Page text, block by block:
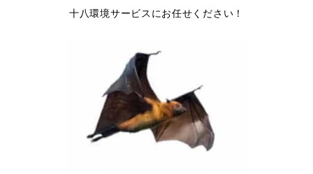
十八環境サービスにお任せください！